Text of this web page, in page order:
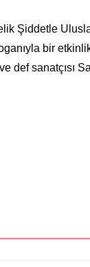
Şiddetle
bir
def sanatçısı